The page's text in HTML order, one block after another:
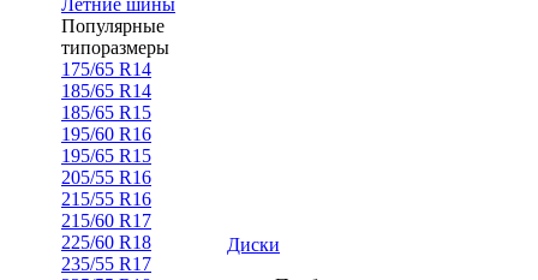
Летние шины
Популярные
типоразмеры
175/65 R14
185/65 R14
185/65 R15
195/60 R16
195/65 R15
205/55 R16
215/55 R16
215/60 R17
225/60 R18
235/55 R17
Диски